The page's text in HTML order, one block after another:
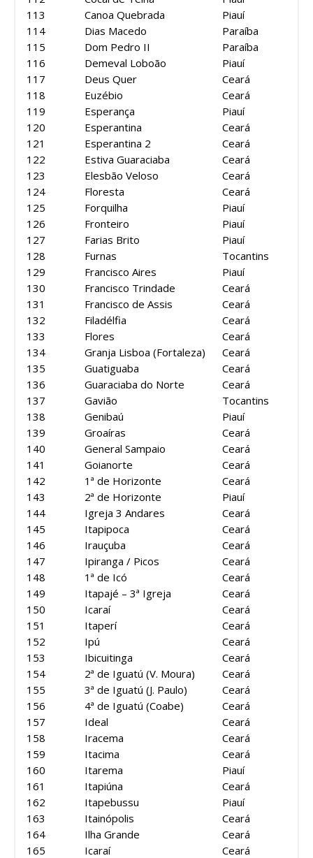
113
114
115
116
117
118
119
120
121
122
123
124
125
126
127
128
129
130
131
132
133
134
135
136
137
138
139
140
141
142
143
144
145
146
147
148
149
150
151
152
153
154
155
156
157
158
159
160
161
162
163
164
165
Canoa Quebrada
Dias Macedo
Dom Pedro II
Demeval Loboão
Deus Quer
Euzébio
Esperança
Esperantina
Esperantina 2
Estiva Guaraciaba
Elesbão Veloso
Floresta
Forquilha
Fronteiro
Farias Brito
Furnas
Francisco Aires
Francisco Trindade
Francisco de Assis
Filadélfia
Flores
Granja Lisboa (Fortaleza)
Guatiguaba
Guaraciaba do Norte
Gavião
Genibaú
Groaíras
General Sampaio
Goianorte
1ª de Horizonte
2ª de Horizonte
Igreja 3 Andares
Itapipoca
Irauçuba
Ipiranga / Picos
1ª de Icó
Itapajé – 3ª Igreja
Icaraí
Itaperí
Ipú
Ibicuitinga
2ª de Iguatú (V. Moura)
3ª de Iguatú (J. Paulo)
4ª de Iguatú (Coabe)
Ideal
Iracema
Itacima
Itarema
Itapiúna
Itapebussu
Itainópolis
Ilha Grande
Icaraí
Piauí
Paraíba
Paraíba
Piauí
Ceará
Ceará
Piauí
Ceará
Ceará
Ceará
Ceará
Ceará
Piauí
Piauí
Piauí
Tocantins
Piauí
Ceará
Ceará
Ceará
Ceará
Ceará
Ceará
Ceará
Tocantins
Piauí
Ceará
Ceará
Ceará
Ceará
Piauí
Ceará
Ceará
Ceará
Ceará
Ceará
Ceará
Ceará
Ceará
Ceará
Ceará
Ceará
Ceará
Ceará
Ceará
Ceará
Ceará
Piauí
Ceará
Piauí
Ceará
Ceará
Ceará